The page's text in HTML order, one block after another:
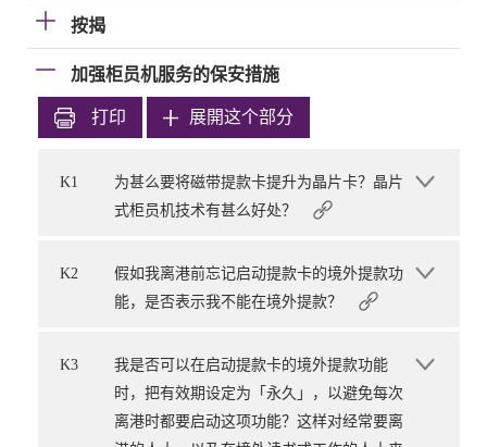
按揭
加强柜员机服务的保安措施
打印 展開这个部分
K1
为甚么要将磁带提款卡提升为晶片卡？晶片
式柜员机技术有甚么好处？
K2
假如我离港前忘记启动提款卡的境外提款功
能，是否表示我不能在境外提款？
K3
我是否可以在启动提款卡的境外提款功能
时，把有效期设定为「永久」，以避免每次
离港时都要启动这项功能？这样对经常要离